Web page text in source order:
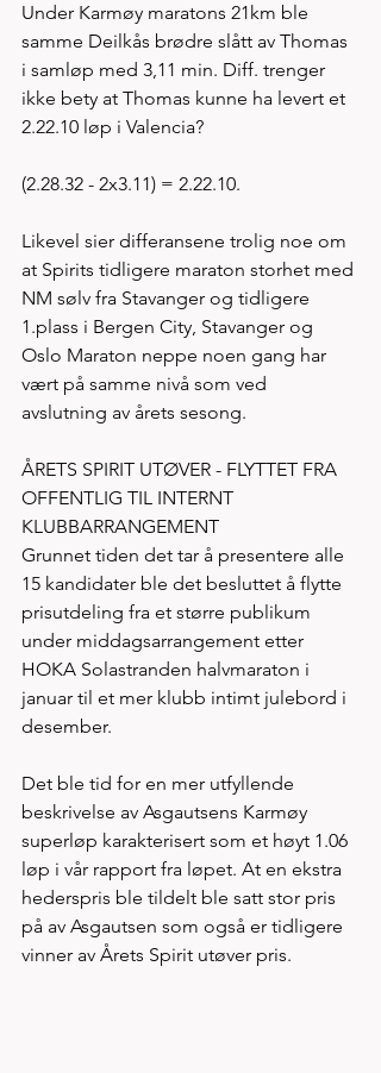
Under Karmøy maratons 21km ble
samme Deilkås brødre slått av Thomas
i samløp med 3,11 min. Diff. trenger
ikke bety at Thomas kunne ha levert et
2.22.10 løp i Valencia?
(2.28.32 - 2x3.11) = 2.22.10.
Likevel sier differansene trolig noe om
at Spirits tidligere maraton storhet med
NM sølv fra Stavanger og tidligere
1.plass i Bergen City, Stavanger og
Oslo Maraton neppe noen gang har
vært på samme nivå som ved
avslutning av årets sesong.
ÅRETS SPIRIT UTØVER - FLYTTET FRA
OFFENTLIG TIL INTERNT
KLUBBARRANGEMENT
Grunnet tiden det tar å presentere alle
15 kandidater ble det besluttet å flytte
prisutdeling fra et større publikum
under middagsarrangement etter
HOKA Solastranden halvmaraton i
januar til et mer klubb intimt julebord i
desember.
Det ble tid for en mer utfyllende
beskrivelse av Asgautsens Karmøy
superløp karakterisert som et høyt 1.06
løp i vår rapport fra løpet. At en ekstra
hederspris ble tildelt ble satt stor pris
på av Asgautsen som også er tidligere
vinner av Årets Spirit utøver pris.